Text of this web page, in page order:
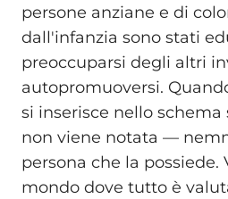
persone anziane e di
dall'infanzia sono stati
preoccuparsi degli altri
autopromuoversi.
si inserisce nello schema
non viene notata —
persona che la possiede.
mondo dove tutto è